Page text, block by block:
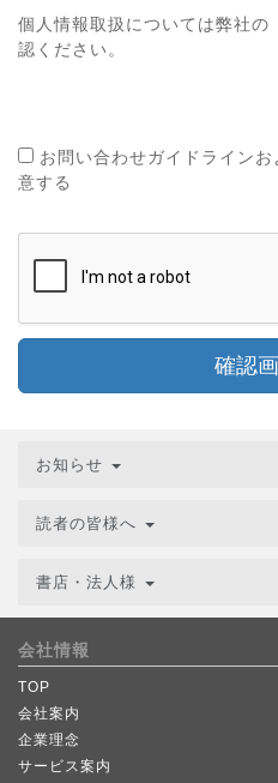
個人情報取扱については弊社の
認ください。
お問い合わせガイドライン
意する
確認
お知らせ
読者の皆様へ
書店・法人様
会社情報
TOP
会社案内
企業理念
サービス案内